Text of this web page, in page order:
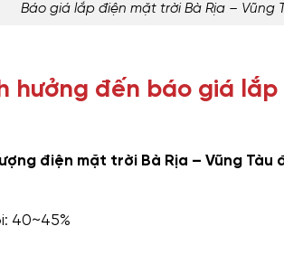
Báo giá lắp điện mặt trời Bà Rịa – Vũng
hưởng đến báo giá
điện mặt trời Bà Rịa – Vũng
40~45%